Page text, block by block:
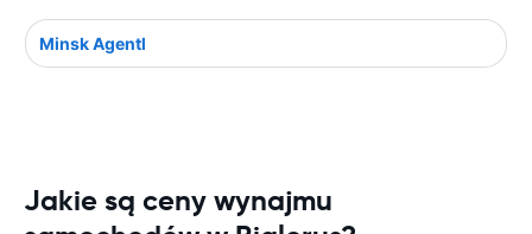
Minsk Agentl
Jakie są ceny wynajmu